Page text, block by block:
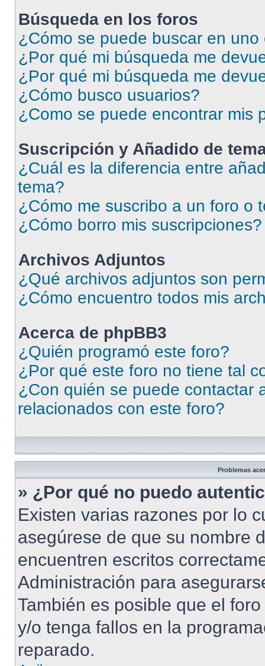
Búsqueda en los foros
¿Cómo se puede buscar en uno
¿Por qué mi búsqueda me
¿Por qué mi búsqueda me
¿Cómo busco usuarios?
¿Como se puede encontrar mis
Suscripción y Añadido de
¿Cuál es la diferencia entre
tema?
¿Cómo me suscribo a un foro o
¿Cómo borro mis suscripciones?
Archivos Adjuntos
¿Qué archivos adjuntos son
¿Cómo encuentro todos mis
Acerca de phpBB3
¿Quién programó este foro?
¿Por qué este foro no tiene tal
¿Con quién se puede contactar
relacionados con este foro?
Problemas
» ¿Por qué no puedo
Existen varias razones por lo
asegúrese de que su nombre
encuentren escritos
Administración para
También es posible que el
y/o tenga fallos en la
reparado.